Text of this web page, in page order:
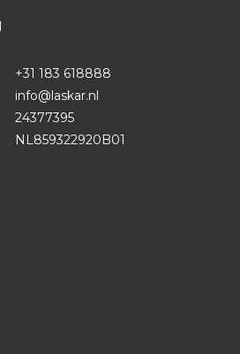
+31 183 618888
info@laskar.nl
24377395
NL859322920B01